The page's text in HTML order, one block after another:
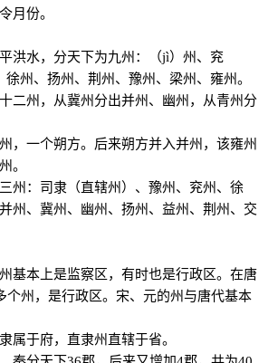
月份。
洪水，分天下为九州：（jì）州、兖
徐州、扬州、荆州、豫州、梁州、雍州。
二州，从冀州分出并州、幽州，从青州分
，一个朔方。后来朔方并入并州，该雍州
。
州：司隶（直辖州）、豫州、兖州、徐
州、冀州、幽州、扬州、益州、荆州、交
基本上是监察区，有时也是行政区。在唐
个州，是行政区。宋、元的州与唐代基本
属于府，直隶州直辖于省。